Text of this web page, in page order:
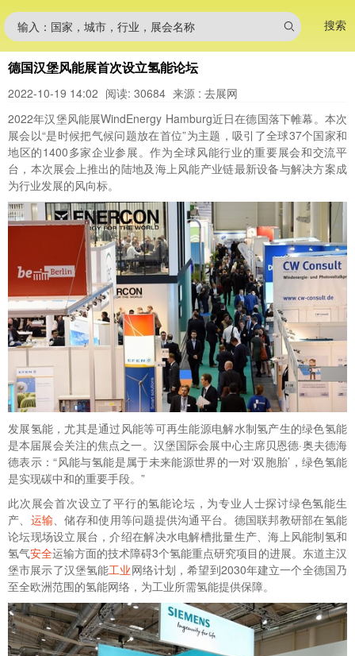
输入：国家，城市，行业，展会名称 搜索
德国汉堡风能展首次设立氢能论坛
2022-10-19 14:02 阅读: 30684 来源 : 去展网
2022年汉堡风能展WindEnergy Hamburg近日在德国落下帷幕。本次
展会以“是时候把气候问题放在首位”为主题，吸引了全球37个国家和
地区的1400多家企业参展。作为全球风能行业的重要展会和交流平
台，本次展会上推出的陆地及海上风能产业链最新设备与解决方案成
为行业发展的风向标。
发展氢能，尤其是通过风能等可再生能源电解水制氢产生的绿色氢能
是本届展会关注的焦点之一。汉堡国际会展中心主席贝恩德·奥夫德海
德表示：“风能与氢能是属于未来能源世界的一对‘双胞胎’，绿色氢能
是实现碳中和的重要手段。”
此次展会首次设立了平行的氢能论坛，为专业人士探讨绿色氢能生
产、 运输、储存和使用等问题提供沟通平台。德国联邦教研部在氢能
论坛现场设立展台，介绍在解决水电解槽批量生产、海上风能制氢和
氢气安全运输方面的技术障碍3个氢能重点研究项目的进展。东道主汉
堡市展示了汉堡氢能工业网络计划，希望到2030年建立一个全德国乃
至全欧洲范围的氢能网络，为工业所需氢能提供保障。